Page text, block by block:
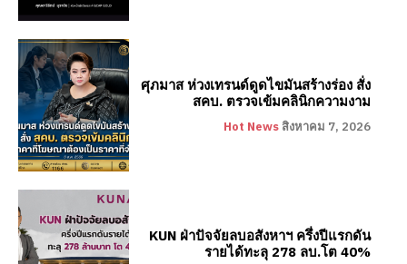
ศุภมาส ห่วงเทรนด์ดูดไขมันสร้างร่อง สั่ง
สคบ. ตรวจเข้มคลินิกความงาม
Hot News สิงหาคม 7, 2026
KUN ฝ่าปัจจัยลบอสังหาฯ ครึ่งปีแรกดัน
รายได้ทะลุ 278 ลบ.โต 40%